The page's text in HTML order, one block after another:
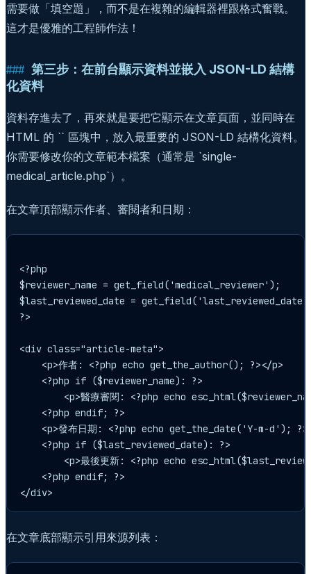
需要做「填空題」，而不是在複雜的編輯器裡跟格式奮戰。
這才是優雅的工程師作法！
第三步：在前台顯示資料並嵌入 JSON-LD 結構
化資料
資料存進去了，再來就是要把它顯示在文章頁面，並同時在
HTML 的 `` 區塊中，放入最重要的 JSON-LD 結構化資料。
你需要修改你的文章範本檔案（通常是 `single-
medical_article.php`）。
在文章頂部顯示作者、審閱者和日期：
<?php
$reviewer_name = get_field('medical_reviewer');
$last_reviewed_date =
?>
<div class="article-meta">
    <p>作者: <?php echo get_the_author(); ?></p>
    <?php if ($reviewer_name): ?>
<p>醫療審閱: <?php echo
    <?php endif; ?>
<p>發布日期: <?php echo get_the_date('Y-m-d');
    <?php if ($last_reviewed_date): ?>
<p>最後更新: <?php echo
    <?php endif; ?>
在文章底部顯示引用來源列表：